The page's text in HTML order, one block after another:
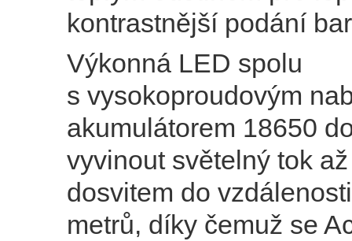
kontrastnější podání
Výkonná LED spolu
s vysokoproudovým
akumulátorem 18650
vyvinout světelný tok
dosvitem do
metrů, díky čemuž se